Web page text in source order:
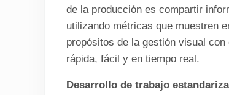
de la producción es compartir
utilizando métricas que muestren
propósitos de la gestión visual
rápida, fácil y en tiempo real.
Desarrollo de trabajo